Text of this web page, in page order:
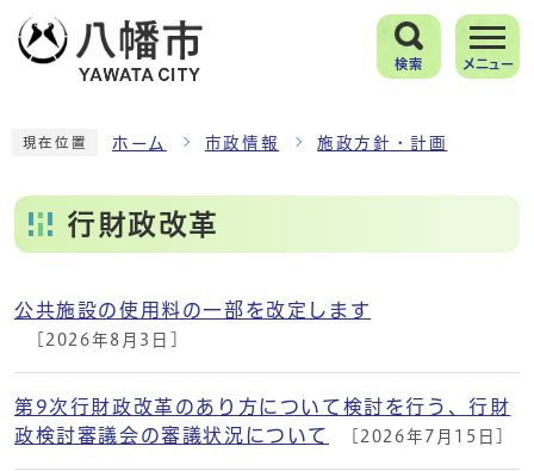
検索 メニュー
現在位置 ホーム 市政情報 施政方針・計画
行財政改革
メインメニュー
公共施設の使用料の一部を改定します
[2026年8月3日]
第9次行財政改革のあり方について検討を行う、行財
政検討審議会の審議状況について
[2026年7月15日]